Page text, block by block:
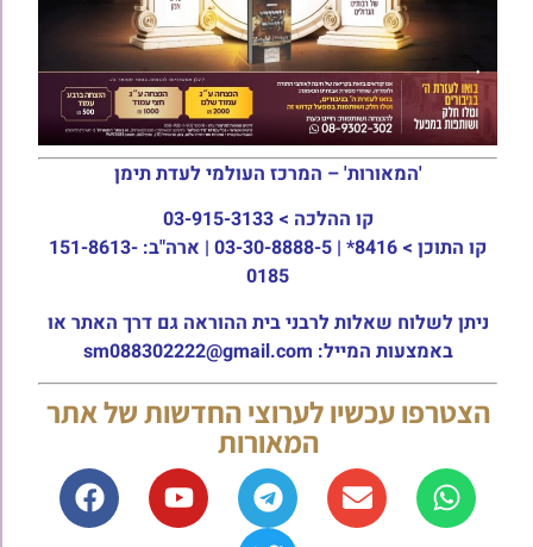
'המאורות' – המרכז העולמי לעדת תימן
קו ההלכה > 03-915-3133
קו התוכן >
8416* | 03-30-8888-5 | ארה"ב: 151-8613-
0185
ניתן לשלוח שאלות לרבני בית ההוראה גם דרך האתר או
באמצעות המייל: sm088302222@gmail.com
הצטרפו עכשיו לערוצי החדשות של אתר
המאורות